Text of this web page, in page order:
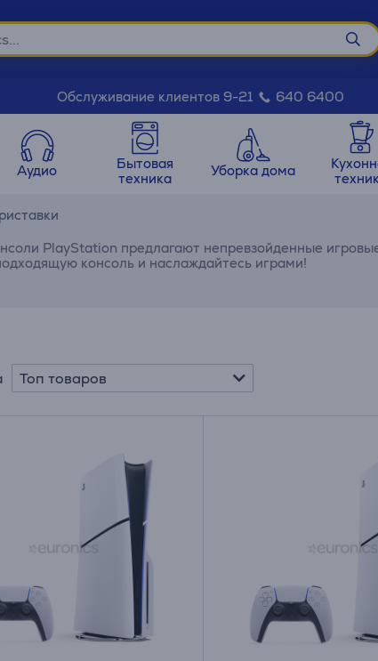
Обслуживание клиентов 9-21 640 6400
Аудио
Бытовая
техника
Уборка дома
PlayStation предлагают непревзойденные
консоль и наслаждайтесь играми!
Топ товаров